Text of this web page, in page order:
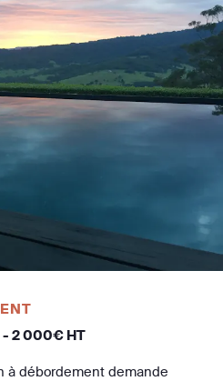
- 2 000€ HT
à débordement demande